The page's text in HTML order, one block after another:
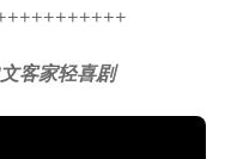
客家轻喜剧